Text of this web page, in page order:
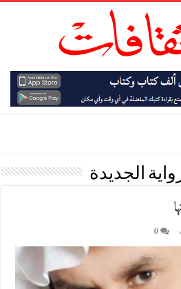
الجديدة
0